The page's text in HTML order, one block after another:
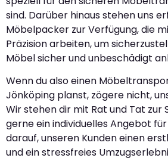
sind. Darüber hinaus stehen uns
Möbelpacker zur Verfügung, die
Präzision arbeiten, um
Möbel sicher und unbeschädigt
Wenn du also einen
Jönköping planst, zögere nicht,
Wir stehen dir mit Rat und Tat zur
gerne ein individuelles Angebot
darauf, unseren Kunden einen
und ein stressfreies